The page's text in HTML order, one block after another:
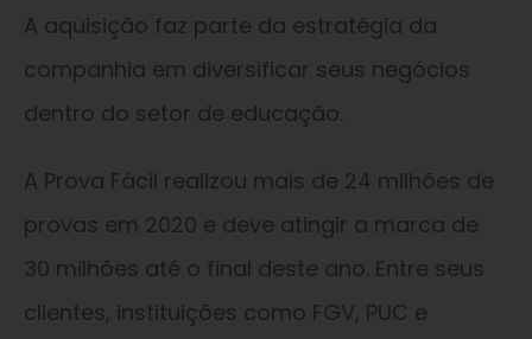
A aquisição faz parte da estratégia da
companhia em diversificar seus negócios
dentro do setor de educação.
A Prova Fácil realizou mais de 24 milhões de
provas em 2020 e deve atingir a marca de
30 milhões até o final deste ano. Entre seus
clientes, instituições como FGV, PUC e